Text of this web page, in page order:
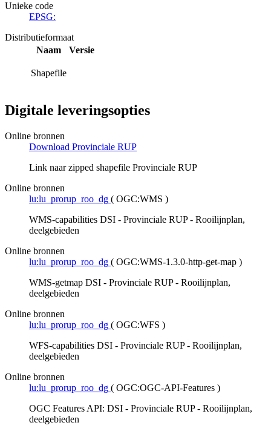
Unieke code
EPSG:
Distributieformaat
Naam
Versie
Shapefile
Digitale leveringsopties
Online bronnen
Download Provinciale RUP
Link naar zipped shapefile Provinciale RUP
Online bronnen
lu:lu_prorup_roo_dg ( OGC:WMS )
WMS-capabilities DSI - Provinciale RUP - Rooilijnplan,
deelgebieden
Online bronnen
lu:lu_prorup_roo_dg ( OGC:WMS-1.3.0-http-get-map )
WMS-getmap DSI - Provinciale RUP - Rooilijnplan,
deelgebieden
Online bronnen
lu:lu_prorup_roo_dg ( OGC:WFS )
WFS-capabilities DSI - Provinciale RUP - Rooilijnplan,
deelgebieden
Online bronnen
lu:lu_prorup_roo_dg ( OGC:OGC-API-Features )
OGC Features API: DSI - Provinciale RUP - Rooilijnplan,
deelgebieden